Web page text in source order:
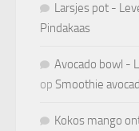
Larsjes pot -
Pindakaas
Avocado bowl -
op Smoothie
Kokos mango